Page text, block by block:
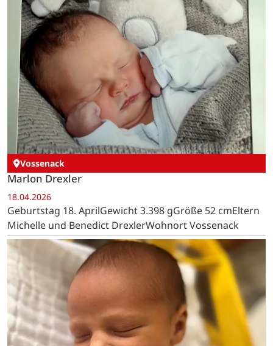
Vossenack
Marlon Drexler
18.04.2026
Geburtstag 18. AprilGewicht 3.398 gGröße 52 cmEltern
Michelle und Benedict DrexlerWohnort Vossenack